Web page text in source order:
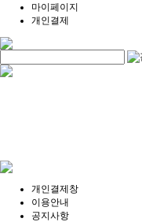
마이페이지
개인결제
개인결제창
이용안내
공지사항